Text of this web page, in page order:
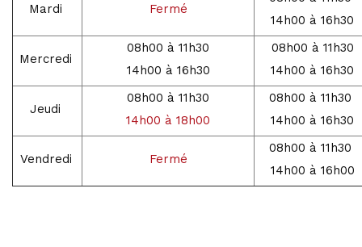
Mardi Fermé
14h00 à 16h30
Mercredi
08h00 à 11h30
14h00 à 16h30
08h00 à 11h30
14h00 à 16h30
Jeudi
08h00 à 11h30
14h00 à 18h00
08h00 à 11h30
14h00 à 16h30
Vendredi Fermé
08h00 à 11h30
14h00 à 16h00